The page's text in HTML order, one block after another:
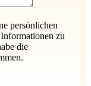
persönlichen
zu
die